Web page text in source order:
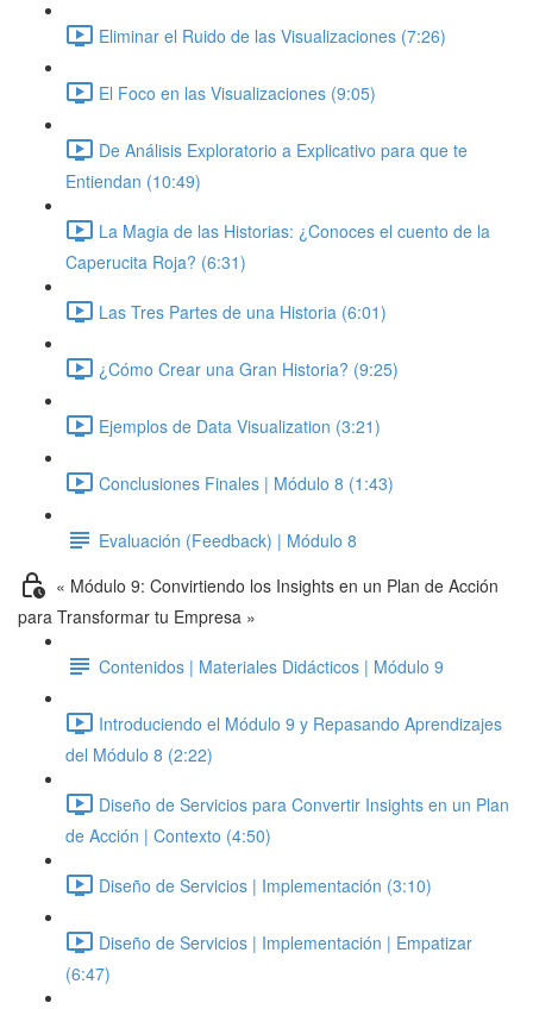
Eliminar el Ruido de las Visualizaciones (7:26)
El Foco en las Visualizaciones (9:05)
De Análisis Exploratorio a Explicativo para que te
Entiendan (10:49)
La Magia de las Historias: ¿Conoces el cuento de la
Caperucita Roja? (6:31)
Las Tres Partes de una Historia (6:01)
¿Cómo Crear una Gran Historia? (9:25)
Ejemplos de Data Visualization (3:21)
Conclusiones Finales | Módulo 8 (1:43)
Evaluación (Feedback) | Módulo 8
« Módulo 9: Convirtiendo los Insights en un Plan de Acción
para Transformar tu Empresa »
Contenidos | Materiales Didácticos | Módulo 9
Introduciendo el Módulo 9 y Repasando Aprendizajes
del Módulo 8 (2:22)
Diseño de Servicios para Convertir Insights en un Plan
de Acción | Contexto (4:50)
Diseño de Servicios | Implementación (3:10)
Diseño de Servicios | Implementación | Empatizar
(6:47)